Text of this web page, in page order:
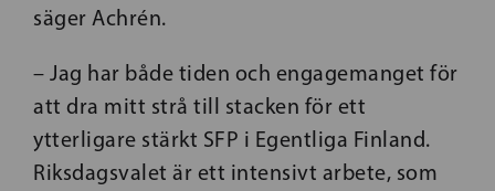
säger Achrén.
– Jag har både tiden och engagemanget för
att dra mitt strå till stacken för ett
ytterligare stärkt SFP i Egentliga Finland.
Riksdagsvalet är ett intensivt arbete, som